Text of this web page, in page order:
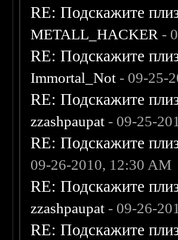
RE: Подскажите
METALL_HACKER -
RE: Подскажите
Immortal_Not - 09-25-
RE: Подскажите
zzashpaupat - 09-25-
RE: Подскажите
09-26-2010, 12:30 AM
RE: Подскажите
zzashpaupat - 09-26-
RE: Подскажите